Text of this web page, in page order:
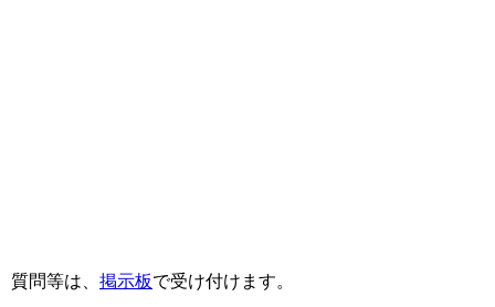
質問等は、 掲示板で受け付けます。